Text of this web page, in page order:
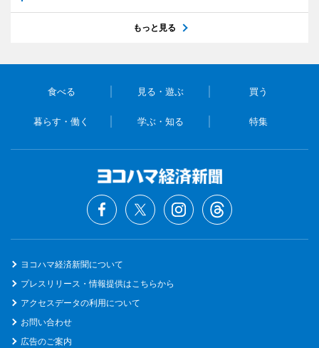
もっと見る
食べる 見る・遊ぶ 買う
暮らす・働く 学ぶ・知る 特集
ヨコハマ経済新聞について
プレスリリース・情報提供はこちらから
アクセスデータの利用について
お問い合わせ
広告のご案内